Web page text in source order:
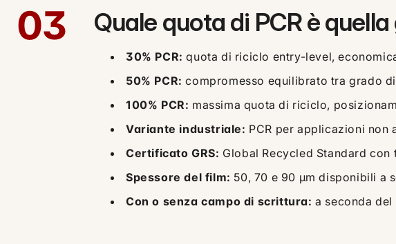
03 Quale quota di PCR è
30% PCR: quota di riciclo entry-level,
50% PCR: compromesso equilibrato tra grado
100% PCR: massima quota di riciclo,
Variante industriale: PCR per applicazioni
Certificato GRS: Global Recycled Standard
Spessore del film: 50, 70 e 90 µm disponibili a
Con o senza campo di scrittura: a seconda